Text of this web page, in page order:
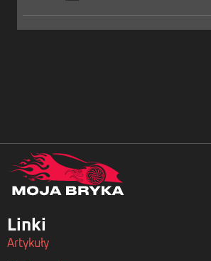
Linki
Artykuły